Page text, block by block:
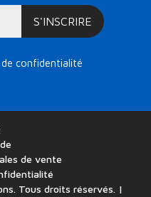
S'INSCRIRE
confidentialité
de vente
Tous droits réservés. |